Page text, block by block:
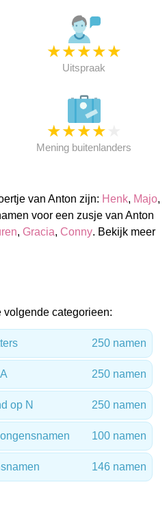
★★★★★
Uitspraak
★★★★
Mening buitenlanders
van Anton zijn: Henk, Majo,
voor een zusje van Anton
, Gracia, Conny. Bekijk meer
categorieen:
250 namen
250 namen
op N 250 namen
100 namen
146 namen